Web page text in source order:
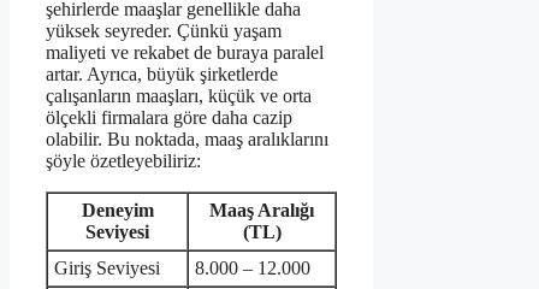
şehirlerde maaşlar genellikle daha
yüksek seyreder. Çünkü yaşam
maliyeti ve rekabet de buraya paralel
artar. Ayrıca, büyük şirketlerde
çalışanların maaşları, küçük ve orta
ölçekli firmalara göre daha cazip
olabilir. Bu noktada, maaş aralıklarını
şöyle özetleyebiliriz:
Deneyim
Seviyesi
Maaş Aralığı
(TL)
Giriş Seviyesi
8.000 – 12.000